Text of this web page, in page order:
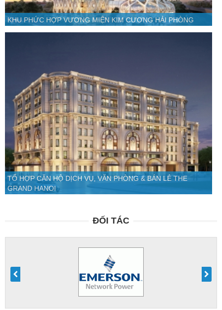
KHU PHỨC HỢP VƯƠNG MIỆN KIM CƯƠNG HẢI PHÒNG
TỔ HỢP CĂN HỘ DỊCH VỤ, VĂN PHÒNG & BÁN LẺ THE
GRAND HANOI
ĐỐI TÁC